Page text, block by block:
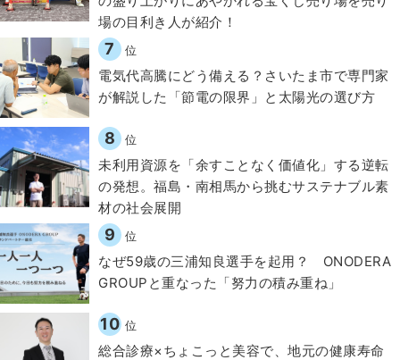
場の目利き人が紹介！
7 位
電気代高騰にどう備える？さいたま市で専門家
が解説した「節電の限界」と太陽光の選び方
8 位
​​未利用資源を「余すことなく価値化」する逆転
の発想。福島・南相馬から挑むサステナブル素
材の社会展開​
9 位
なぜ59歳の三浦知良選手を起用？ ONODERA
GROUPと重なった「努力の積み重ね」
10 位
総合診療×ちょこっと美容で、地元の健康寿命